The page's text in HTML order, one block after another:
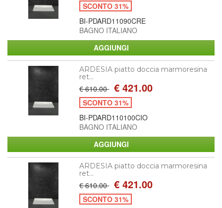
SCONTO 31%
BI-PDARD11090CRE
BAGNO ITALIANO
ARDESIA piatto doccia marmoresina
ret...
€ 610.00 € 421.00
SCONTO 31%
BI-PDARD110100CIO
BAGNO ITALIANO
ARDESIA piatto doccia marmoresina
ret...
€ 610.00 € 421.00
SCONTO 31%